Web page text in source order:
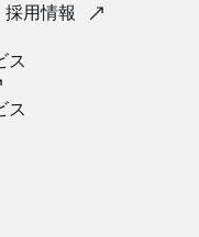
採用情報
ス
ス